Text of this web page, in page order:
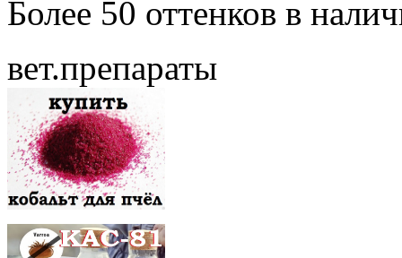
Более 50 оттенков в
вет.препараты